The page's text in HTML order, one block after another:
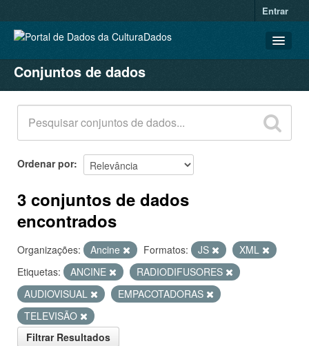
Entrar
CONJUNTOS DE DADOS
ORGANIZAÇÕES
GRUPOS
SOBRE
Conjuntos de dados
Ordenar por
3 conjuntos de dados
encontrados
Organizações: Ancine Formatos: JS
XML
Etiquetas:
ANCINE
RADIODIFUSORES
AUDIOVISUAL
EMPACOTADORAS
TELEVISÃO
Filtrar Resultados